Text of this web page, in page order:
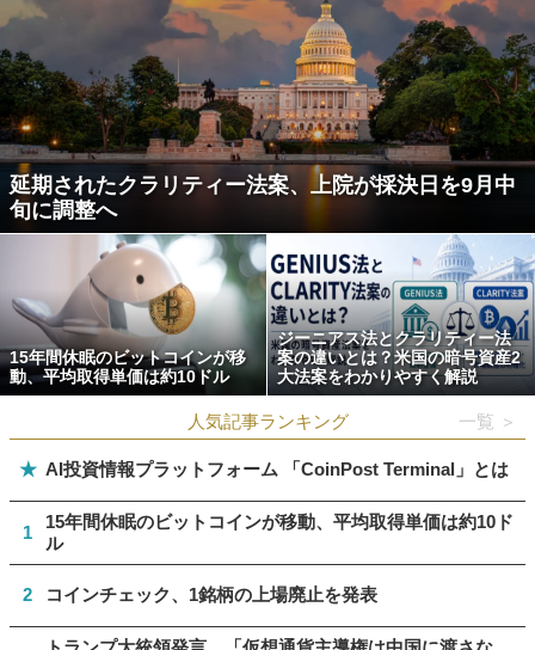
延期されたクラリティー法案、上院が採決日を9月中
旬に調整へ
15年間休眠のビットコインが移
動、平均取得単価は約10ドル
ジーニアス法とクラリティー法
案の違いとは？米国の暗号資産2
大法案をわかりやすく解説
人気記事ランキング 一覧 ＞
★ AI投資情報プラットフォーム 「CoinPost Terminal」とは
1
15年間休眠のビットコインが移動、平均取得単価は約10ド
ル
2 コインチェック、1銘柄の上場廃止を発表